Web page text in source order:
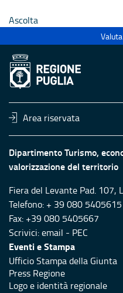
Ascolta
Area riservata
Dipartimento Turismo,
valorizzazione del territorio
Fiera del Levante Pad.
Telefono: + 39 080 5405615
Fax: +39 080 5405667
Scrivici:email - PEC
Eventi e Stampa
Ufficio Stampa della Giunta
Press Regione
Logo e identità regionale